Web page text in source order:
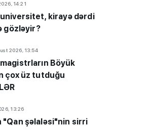
14:21
universitet, kirayə dərdi
gözləyir?
2026, 13:54
Böyük
çox üz tutduğu
13:26
"Qan şəlaləsi"nin sirri